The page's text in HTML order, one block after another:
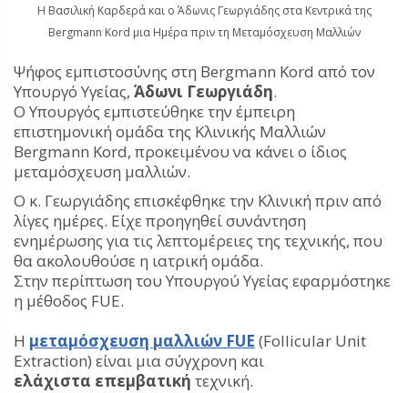
Η Βασιλική Καρδερά και ο Άδωνις Γεωργιάδης στα Κεντρικά της
Bergmann Kord μια Ημέρα πριν τη Μεταμόσχευση Μαλλιών
Ψήφος εμπιστοσύνης στη Bergmann Kord από τον
Υπουργό Υγείας, Άδωνι Γεωργιάδη.
Ο Υπουργός εμπιστεύθηκε την έμπειρη
επιστημονική ομάδα της Κλινικής Μαλλιών
Bergmann Kord, προκειμένου να κάνει ο ίδιος
μεταμόσχευση μαλλιών.
Ο κ. Γεωργιάδης επισκέφθηκε την Κλινική πριν από
λίγες ημέρες. Είχε προηγηθεί συνάντηση
ενημέρωσης για τις λεπτομέρειες της τεχνικής, που
θα ακολουθούσε η ιατρική ομάδα.
Στην περίπτωση του Υπουργού Υγείας εφαρμόστηκε
η μέθοδος FUE.
Η μεταμόσχευση μαλλιών FUE (Follicular Unit
Extraction) είναι μια σύγχρονη και
ελάχιστα επεμβατική τεχνική.